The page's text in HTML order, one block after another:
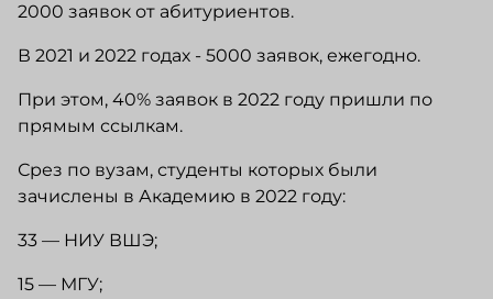
2000 заявок от абитуриентов.
В 2021 и 2022 годах - 5000 заявок, ежегодно.
При этом, 40% заявок в 2022 году пришли по
прямым ссылкам.
Срез по вузам, студенты которых были
зачислены в Академию в 2022 году:
33 — НИУ ВШЭ;
15 — МГУ;